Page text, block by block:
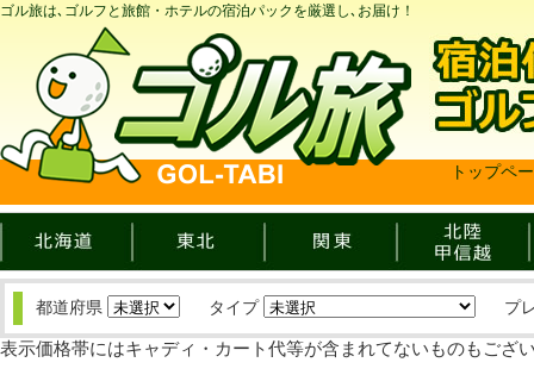
ゴル旅は､ゴルフと旅館・ホテルの宿泊パックを厳選し､お届け！
トップペ
都道府県 タイプ プ
表示価格帯にはキャディ・カート代等が含まれてないものもござ